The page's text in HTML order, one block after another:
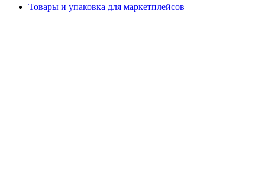
Товары и упаковка для маркетплейсов